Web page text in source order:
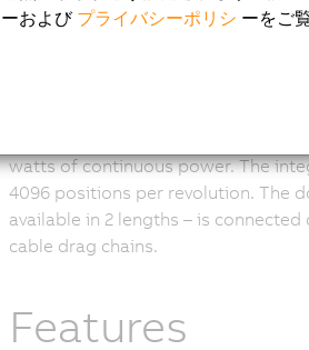
to 40 millimeters. The robust,
designed for harsh industrial
or IP66/67 protection. Size 4 (ø 40
watts of continuous power. The
4096 positions per revolution. The
available in 2 lengths – is
cable drag chains.
Features
ーおよび プライバシーポリシ ーをご